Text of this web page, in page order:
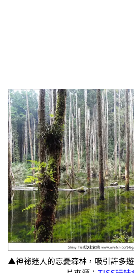
▲神祕迷人的忘憂森林，吸引許多